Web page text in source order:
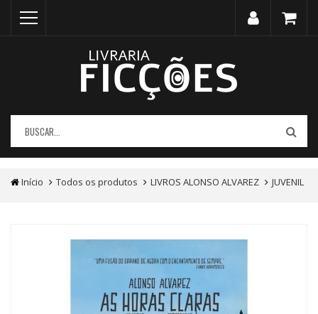
Início Todos os produtos LIVROS ALONSO ALVAREZ JUVENIL